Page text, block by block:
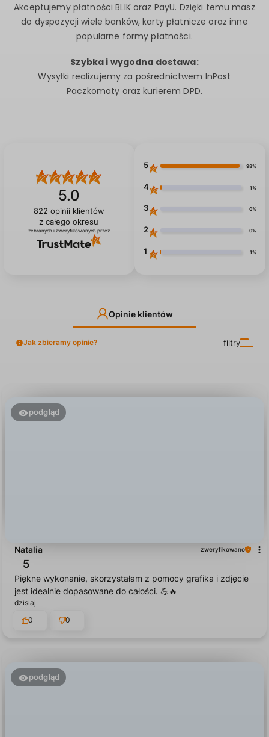
Akceptujemy płatności BLIK oraz PayU. Dzięki temu masz
do dyspozycji wiele banków, karty płatnicze oraz inne
popularne formy płatności.
Szybka i wygodna dostawa:
Wysyłki realizujemy za pośrednictwem InPost
Paczkomaty oraz kurierem DPD.
5.0
822 opinii klientów
z całego okresu
zebranych i zweryfikowanych przez
5 98%
4 1%
3 0%
2 0%
1 1%
Opinie klientów
filtry
Jak zbieramy opinie?
podgląd
Natalia zweryfikowano
5
Piękne wykonanie, skorzystałam z pomocy grafika i zdjęcie
jest idealnie dopasowane do całości. 💪🔥
dzisiaj
0
0
podgląd